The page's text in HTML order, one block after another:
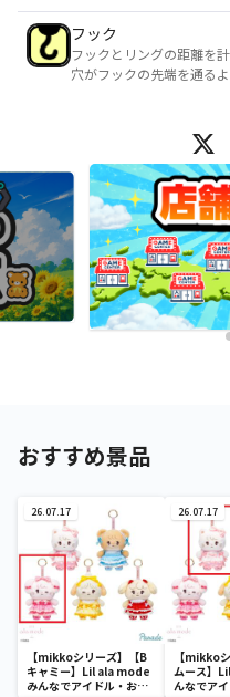
フック
フックとリングの距離を
穴がフックの先端を通るよ
おすすめ景品
26.07.17
【mikkoシリーズ】【B
キャミー】Lil ala mode
みんなでアイドル・おお
26.07.17
【mikko
ムース】
んなでア